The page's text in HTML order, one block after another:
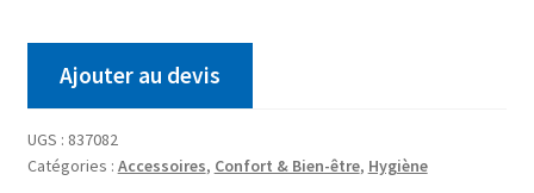
Ajouter au devis
UGS : 837082
Catégories : Accessoires, Confort & Bien-être, Hygiène